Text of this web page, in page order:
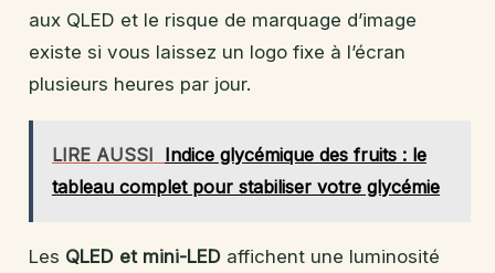
aux QLED et le risque de marquage d’image
existe si vous laissez un logo fixe à l’écran
plusieurs heures par jour.
LIRE AUSSI Indice glycémique des fruits : le
tableau complet pour stabiliser votre glycémie
Les QLED et mini-LED affichent une luminosité